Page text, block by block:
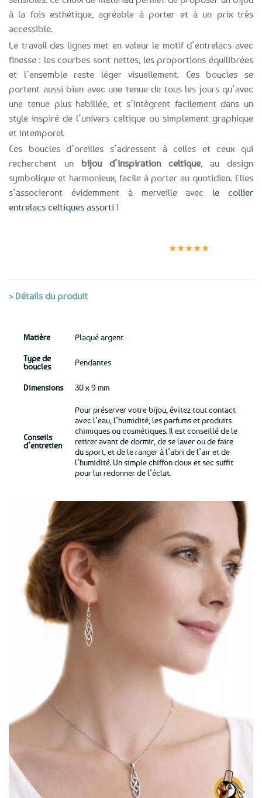
à la fois esthétique, agréable à porter et à un prix très
accessible.
Le travail des lignes met en valeur le motif d’entrelacs avec
finesse : les courbes sont nettes, les proportions équilibrées
et l’ensemble reste léger visuellement. Ces boucles se
portent aussi bien avec une tenue de tous les jours qu’avec
une tenue plus habillée, et s’intègrent facilement dans un
style inspiré de l’univers celtique ou simplement graphique
et intemporel.
Ces boucles d’oreilles s’adressent à celles et ceux qui
recherchent un bijou d’inspiration celtique, au design
symbolique et harmonieux, facile à porter au quotidien. Elles
s’associeront évidemment à merveille avec le collier
entrelacs celtiques assorti !
★★★★★
> Détails du produit
Matière Plaqué argent
Type de
boucles
Pendantes
Dimensions 30 x 9 mm
Conseils
d’entretien
Pour préserver votre bijou, évitez tout contact
avec l’eau, l’humidité, les parfums et produits
chimiques ou cosmétiques. Il est conseillé de le
retirer avant de dormir, de se laver ou de faire
du sport, et de le ranger à l’abri de l’air et de
l’humidité. Un simple chiffon doux et sec suffit
pour lui redonner de l’éclat.